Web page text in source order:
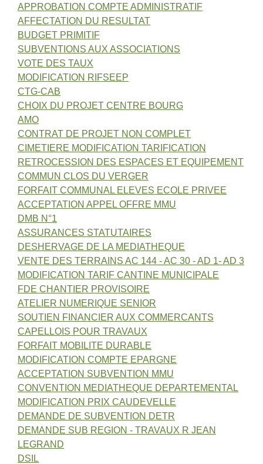
APPROBATION COMPTE ADMINISTRATIF
AFFECTATION DU RESULTAT
BUDGET PRIMITIF
SUBVENTIONS AUX ASSOCIATIONS
VOTE DES TAUX
MODIFICATION RIFSEEP
CTG-CAB
CHOIX DU PROJET CENTRE BOURG
AMO
CONTRAT DE PROJET NON COMPLET
CIMETIERE MODIFICATION TARIFICATION
RETROCESSION DES ESPACES ET EQUIPEMENT
COMMUN CLOS DU VERGER
FORFAIT COMMUNAL ELEVES ECOLE PRIVEE
ACCEPTATION APPEL OFFRE MMU
DMB N°1
ASSURANCES STATUTAIRES
DESHERVAGE DE LA MEDIATHEQUE
VENTE DES TERRAINS AC 144 - AC 30 - AD 1- AD 3
MODIFICATION TARIF CANTINE MUNICIPALE
FDE CHANTIER PROVISOIRE
ATELIER NUMERIQUE SENIOR
SOUTIEN FINANCIER AUX COMMERCANTS
CAPELLOIS POUR TRAVAUX
FORFAIT MOBILITE DURABLE
MODIFICATION COMPTE EPARGNE
ACCEPTATION SUBVENTION MMU
CONVENTION MEDIATHEQUE DEPARTEMENTAL
MODIFICATION PRIX CAUDEVELLE
DEMANDE DE SUBVENTION DETR
DEMANDE SUB REGION - TRAVAUX R JEAN
LEGRAND
DSIL